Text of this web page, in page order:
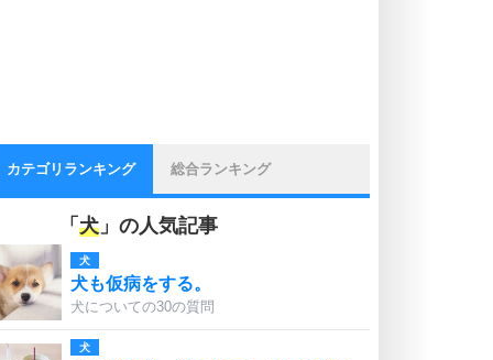
カテゴリランキング 総合ランキング
「 犬 」の人気記事
犬
犬も仮病をする。
犬についての30の質問
犬